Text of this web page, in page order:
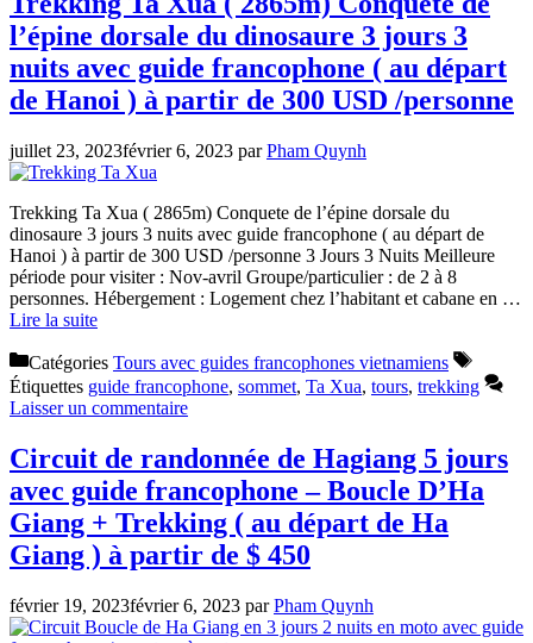
l’épine dorsale du dinosaure 3 jours 3
nuits avec guide francophone ( au départ
de Hanoi ) à partir de 300 USD /personne
juillet 23, 2023février 6, 2023 parPham Quynh
Trekking Ta Xua ( 2865m) Conquete de l’épine dorsale du
dinosaure 3 jours 3 nuits avec guide francophone ( au départ de
Hanoi ) à partir de 300 USD /personne 3 Jours 3 Nuits Meilleure
période pour visiter : Nov-avril Groupe/particulier : de 2 à 8
personnes. Hébergement : Logement chez l’habitant et cabane en …
Lire la suite
Catégories Tours avec guides francophones vietnamiens
Étiquettes guide francophone, sommet, Ta Xua, tours, trekking
Laisser un commentaire
Circuit de randonnée de Hagiang 5 jours
avec guide francophone – Boucle D’Ha
Giang + Trekking ( au départ de Ha
Giang ) à partir de $ 450
février 19, 2023février 6, 2023 parPham Quynh